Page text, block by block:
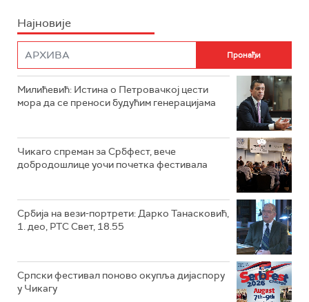
Најновије
Милићевић: Истина о Петровачкој цести
мора да се преноси будућим генерацијама
Чикаго спреман за Србфест, вече
добродошлице уочи почетка фестивала
Србија на вези-портрети: Дарко Танасковић,
1. део, РТС Свет, 18.55
Српски фестивал поново окупља дијаспору
у Чикагу